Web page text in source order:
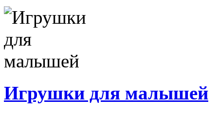
Игрушки для малышей